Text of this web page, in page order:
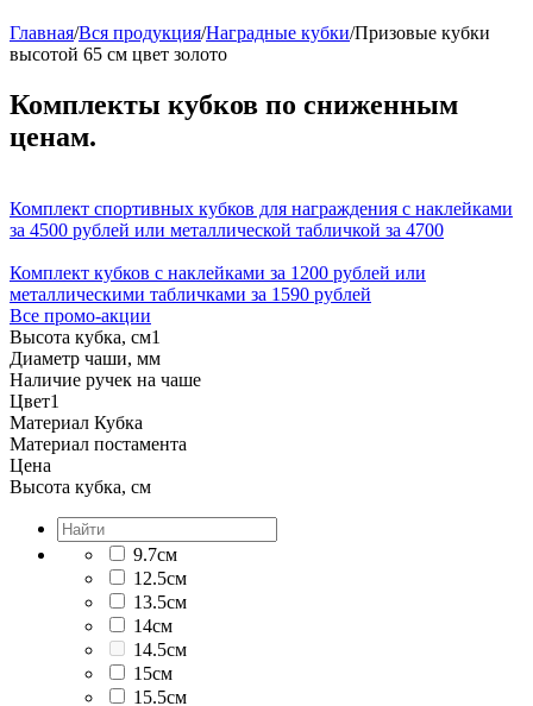
Главная/Вся продукция/Наградные кубки/Призовые кубки
высотой 65 см цвет золото
Комплекты кубков по сниженным
ценам.
Комплект спортивных кубков для награждения с наклейками
за 4500 рублей или металлической табличкой за 4700
Комплект кубков с наклейками за 1200 рублей или
металлическими табличками за 1590 рублей
Все промо-акции
Высота кубка, см1
Диаметр чаши, мм
Наличие ручек на чаше
Цвет1
Материал Кубка
Материал постамента
Цена
Высота кубка, см
9.7см
12.5см
13.5см
14см
14.5см
15см
15.5см